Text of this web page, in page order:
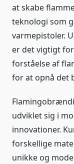
at skabe
teknologi som
varmepistoler.
er det vigtigt
forståelse af
for at opnå det
udviklet sig i
innovationer.
forskellige
unikke og